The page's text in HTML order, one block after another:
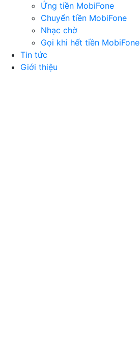
Ứng tiền MobiFone
Chuyển tiền MobiFone
Nhạc chờ
Gọi khi hết tiền MobiFone
Tin tức
Giới thiệu